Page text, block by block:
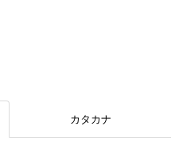
カタカナ